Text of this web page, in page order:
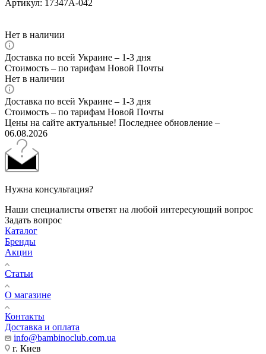
Артикул: 17347А-042
Нет в наличии
Доставка по всей Украине – 1-3 дня
Стоимость – по тарифам Новой Почты
Нет в наличии
Доставка по всей Украине – 1-3 дня
Стоимость – по тарифам Новой Почты
Цены на сайте актуальные! Последнее обновление –
06.08.2026
Нужна консультация?
Наши специалисты ответят на любой интересующий вопрос
Задать вопрос
Каталог
Бренды
Акции
Статьи
О магазине
Контакты
Доставка и оплата
info@bambinoclub.com.ua
г. Киев